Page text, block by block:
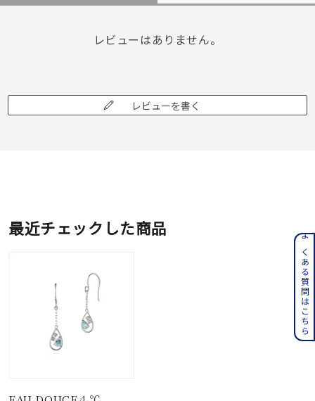
レビューはありません。
レビューを書く
最近チェックした商品
よくある質問はこちら